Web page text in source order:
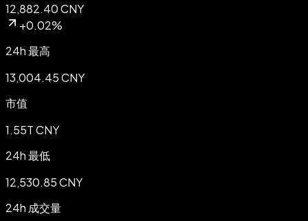
12,882.40 CNY
+0.02%
24h 最高
13,004.45 CNY
市值
1.55T CNY
24h 最低
12,530.85 CNY
24h 成交量